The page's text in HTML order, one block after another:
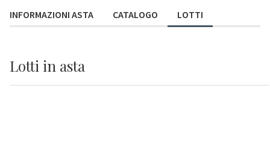
INFORMAZIONI ASTA CATALOGO LOTTI
Lotti in asta